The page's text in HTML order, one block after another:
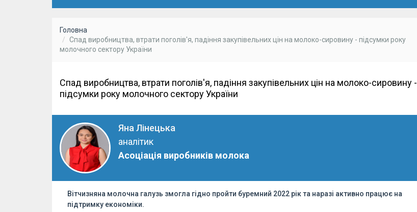
Головна
Спад виробництва, втрати поголів'я, падіння закупівельних цін на молоко-сировину - підсумки року
молочного сектору України
Спад виробництва, втрати поголів'я, падіння закупівельних цін на молоко-сировину -
підсумки року молочного сектору України
Яна Лінецька
аналітик
Асоціація виробників молока
Вітчизняна молочна галузь змогла гідно пройти буремний 2022 рік та наразі активно працює на
підтримку економіки.